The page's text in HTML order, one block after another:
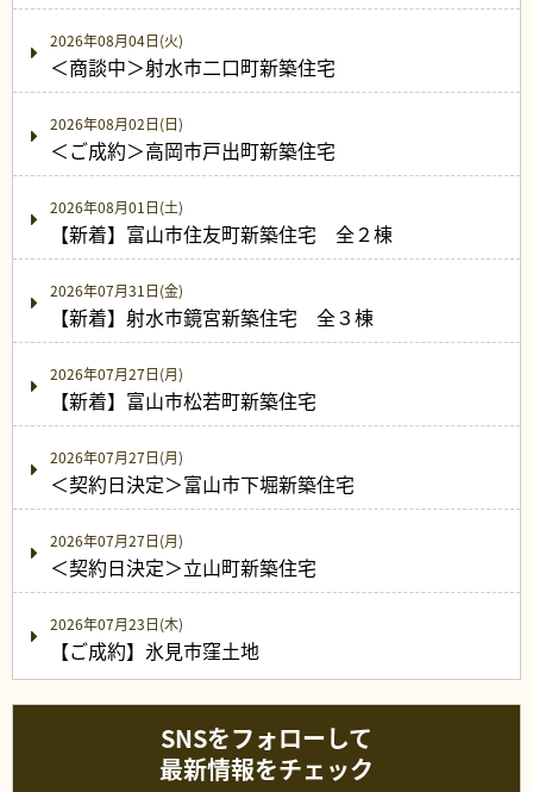
2026年08月04日(火)
＜商談中＞射水市二口町新築住宅
2026年08月02日(日)
＜ご成約＞高岡市戸出町新築住宅
2026年08月01日(土)
【新着】富山市住友町新築住宅 全２棟
2026年07月31日(金)
【新着】射水市鏡宮新築住宅 全３棟
2026年07月27日(月)
【新着】富山市松若町新築住宅
2026年07月27日(月)
＜契約日決定＞富山市下堀新築住宅
2026年07月27日(月)
＜契約日決定＞立山町新築住宅
2026年07月23日(木)
【ご成約】氷見市窪土地
SNSをフォローして
最新情報をチェック